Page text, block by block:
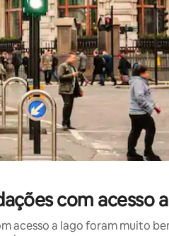
com acesso
acesso a lago foram muito